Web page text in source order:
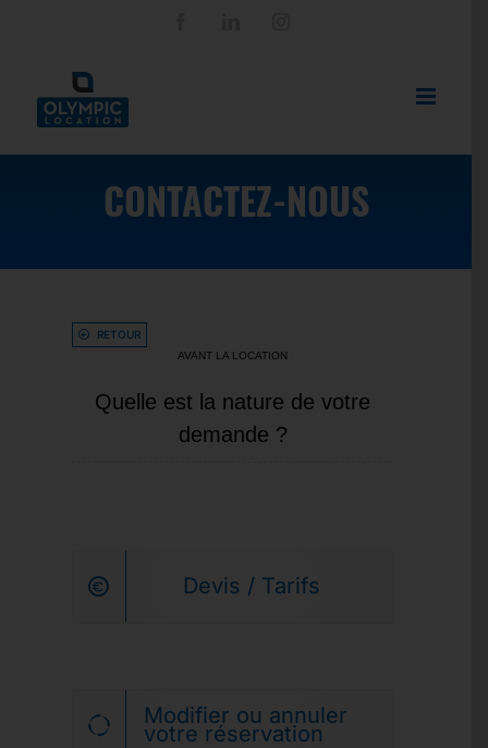
CONTACTEZ-NOUS
RETOUR
AVANT LA LOCATION
Quelle est la nature de votre
demande ?
Devis / Tarifs
Modifier ou annuler
votre réservation